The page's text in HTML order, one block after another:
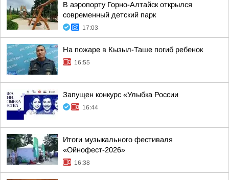
В аэропорту Горно-Алтайск открылся
современный детский парк
17:03
На пожаре в Кызыл-Таше погиб ребенок
16:55
Запущен конкурс «Улыбка России
16:44
Итоги музыкального фестиваля
«Ойнофест-2026»
16:38